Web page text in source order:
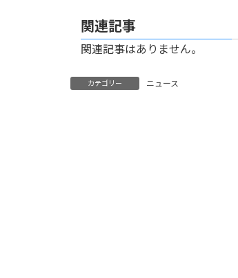
関連記事
関連記事はありません。
カテゴリー ニュース